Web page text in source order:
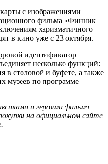
с изображениями
фильма «Финник
харизматичного
в кино уже с 23 октября.
идентификатор
несколько функций:
в столовой и буфете, а также
музеев по программе
и героями фильма
на официальном сайте